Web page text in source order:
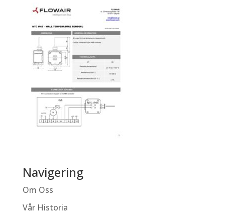
Navigering
Om Oss
Vår Historia